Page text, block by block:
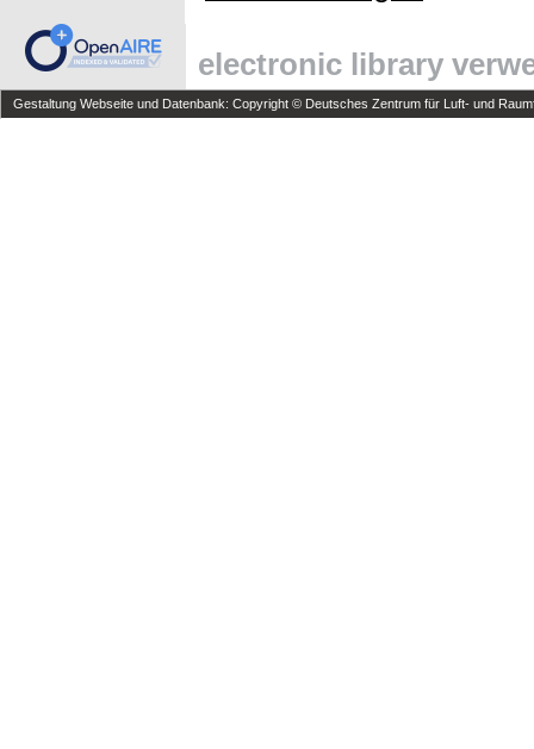
electronic library
Gestaltung Webseite und Datenbank: Copyright © Deutsches Zentrum für Luft- und